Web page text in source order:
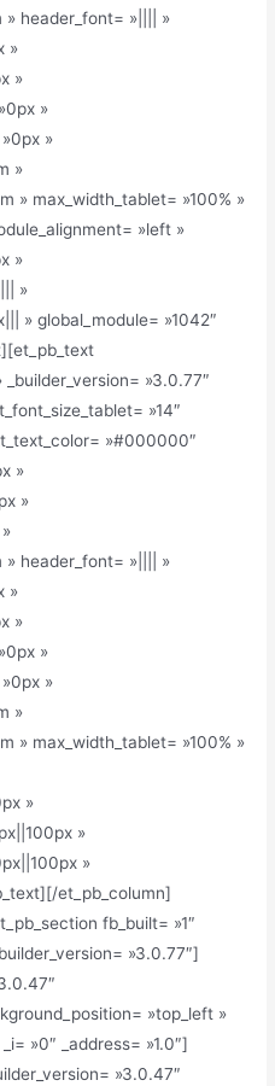
» header_font= »|||| »
»
»
»
»
»
» max_width_tablet= »100% »
»left »
»
»
» global_module= »1042″
»3.0.77″
»14″
»#000000″
»
»
» header_font= »|||| »
»
»
»
»
»
» max_width_tablet= »100% »
»
»
»
et_pb_column]
fb_built= »1″
»3.0.77″]
»top_left »
»0″ _address= »1.0″]
»3.0.47″